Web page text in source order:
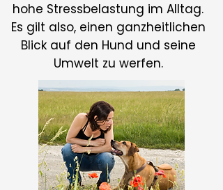
hohe Stressbelastung im Alltag.
Es gilt also, einen ganzheitlichen
Blick auf den Hund und seine
Umwelt zu werfen.